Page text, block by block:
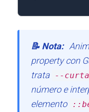
📝 Nota:
property con
trata
--
número e
elemento